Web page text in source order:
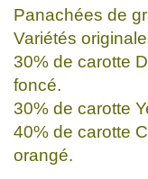
Panachées de
Variétés
30% de carotte
foncé.
30% de carotte
40% de carotte
orangé.